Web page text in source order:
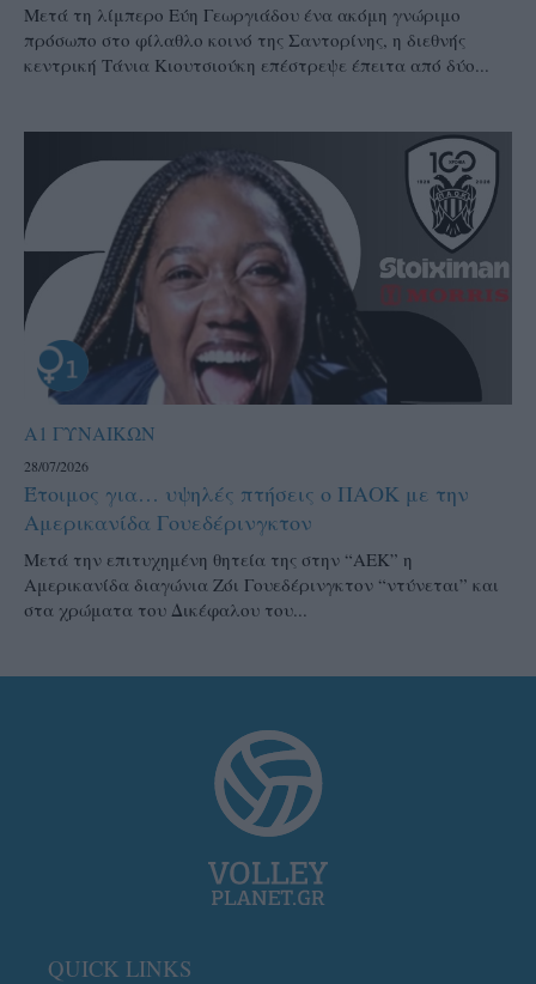
Μετά τη λίμπερο Εύη Γεωργιάδου ένα ακόμη γνώριμο
πρόσωπο στο φίλαθλο κοινό της Σαντορίνης, η διεθνής
κεντρική Τάνια Κιουτσιούκη επέστρεψε έπειτα από δύο...
Α1 ΓΥΝΑΙΚΩΝ
28/07/2026
Έτοιμος για… υψηλές πτήσεις ο ΠΑΟΚ με την
Αμερικανίδα Γουεδέρινγκτον
Μετά την επιτυχημένη θητεία της στην “ΑΕΚ” η
Αμερικανίδα διαγώνια Ζόι Γουεδέρινγκτον “ντύνεται” και
στα χρώματα του Δικέφαλου του...
QUICK LINKS